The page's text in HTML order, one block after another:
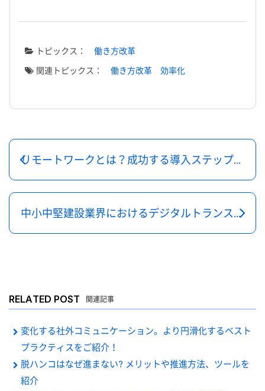
トピックス：
働き方改革
関連トピックス：
働き方改革 効率化
リモートワークとは？成功する導入ステップと注意ポイント
中小中堅建設業界におけるデジタルトランスフォーメーションと効率化
RELATED POST 関連記事
変化する社外コミュニケーション。より円滑化するベスト
プラクティスをご紹介！
脱ハンコはなぜ進まない? メリットや推進方法、ツールを
紹介